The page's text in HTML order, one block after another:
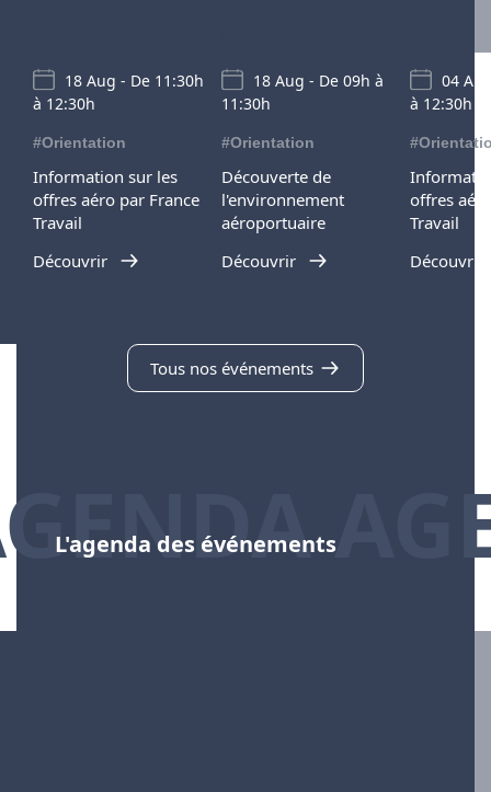
18 Aug - De 11:30h
à 12:30h
#Orientation
Information sur les
offres aéro par France
Travail
Découvrir
18 Aug - De 09h à
11:30h
#Orientation
Découverte de
l'environnement
aéroportuaire
Découvrir
04
à 12:30h
offres
Travail
Découvrir
Tous nos événements
L'agenda des événements